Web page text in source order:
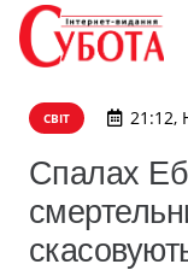
СВІТ 21:12,
Спалах